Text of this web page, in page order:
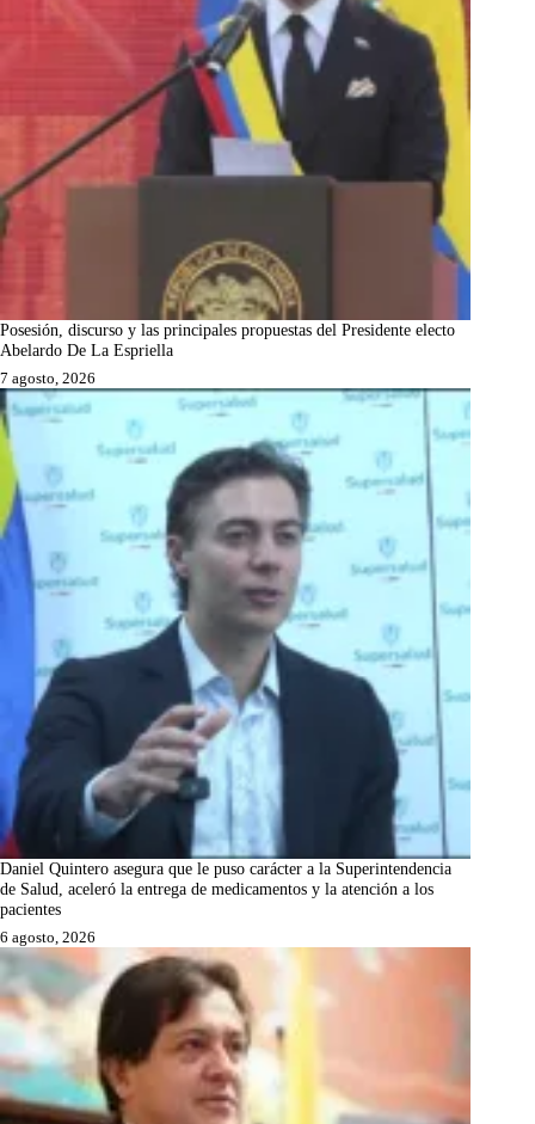
Posesión, discurso y las principales propuestas del Presidente electo
Abelardo De La Espriella
7 agosto, 2026
Daniel Quintero asegura que le puso carácter a la Superintendencia
de Salud, aceleró la entrega de medicamentos y la atención a los
pacientes
6 agosto, 2026